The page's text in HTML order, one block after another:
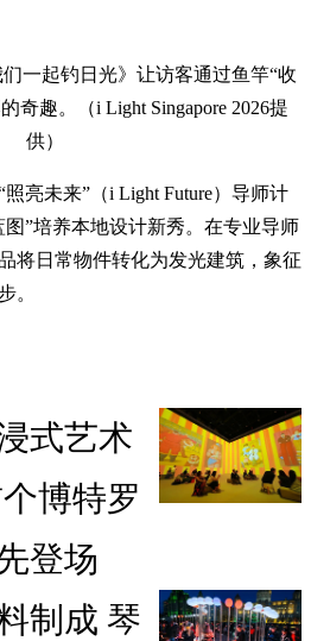
一起钓日光》让访客通过鱼竿“收
奇趣。（i Light Singapore 2026提
供）
亮未来”（i Light Future）导师计
图”培养本地设计新秀。在专业导师
将日常物件转化为发光建筑，象征
。
式艺术
博特罗
登场
制成 琴